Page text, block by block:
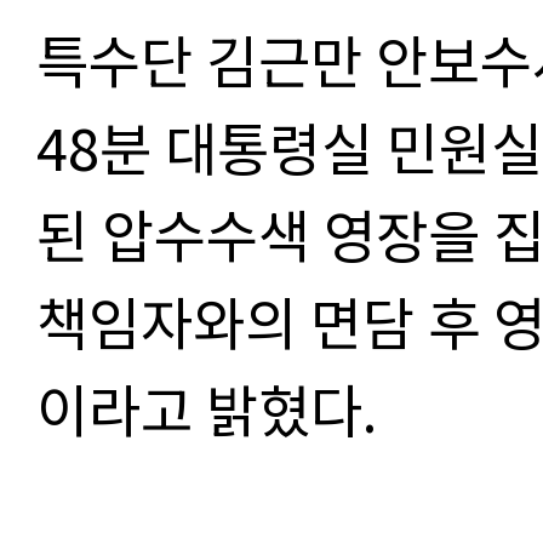
특수단 김근만 안보
48분 대통령실 민원
된 압수수색 영장을
책임자와의 면담 후
이라고 밝혔다.